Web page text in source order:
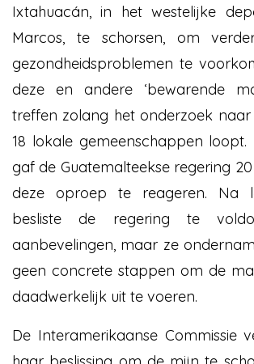
Ixtahuacán, in het westelijke
Marcos, te schorsen, om
gezondheidsproblemen te
deze en andere ‘bewarende
treffen zolang het onderzoek
18 lokale gemeenschappen loopt.
gaf de Guatemalteekse regering
deze oproep te reageren. Na
besliste de regering te
aanbevelingen, maar ze
geen concrete stappen om de
daadwerkelijk uit te voeren.
De Interamerikaanse Commissie